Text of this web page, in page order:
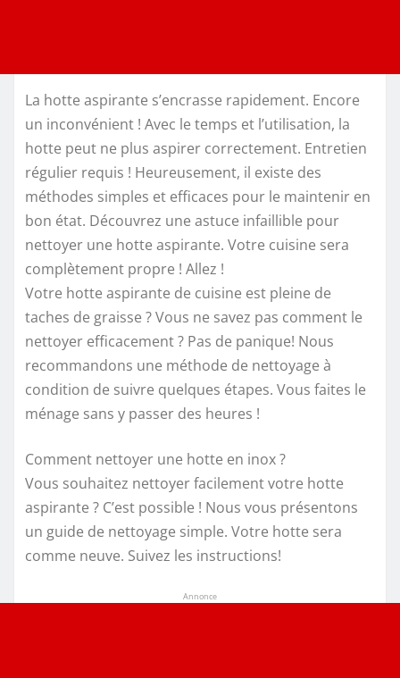
La hotte aspirante s’encrasse rapidement. Encore
un inconvénient ! Avec le temps et l’utilisation, la
hotte peut ne plus aspirer correctement. Entretien
régulier requis ! Heureusement, il existe des
méthodes simples et efficaces pour le maintenir en
bon état. Découvrez une astuce infaillible pour
nettoyer une hotte aspirante. Votre cuisine sera
complètement propre ! Allez !
Votre hotte aspirante de cuisine est pleine de
taches de graisse ? Vous ne savez pas comment le
nettoyer efficacement ? Pas de panique! Nous
recommandons une méthode de nettoyage à
condition de suivre quelques étapes. Vous faites le
ménage sans y passer des heures !
Comment nettoyer une hotte en inox ?
Vous souhaitez nettoyer facilement votre hotte
aspirante ? C’est possible ! Nous vous présentons
un guide de nettoyage simple. Votre hotte sera
comme neuve. Suivez les instructions!
Annonce